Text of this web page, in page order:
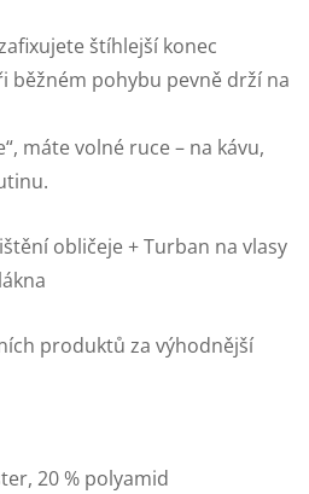
štíhlejší konec
běžném pohybu pevně drží na
máte volné ruce – na kávu,
obličeje + Turban na vlasy
produktů za výhodnější
20 % polyamid